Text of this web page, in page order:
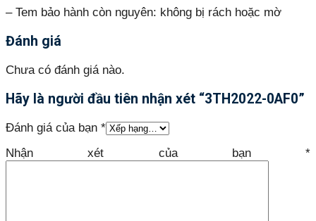
– Tem bảo hành còn nguyên: không bị rách hoặc mờ
Đánh giá
Chưa có đánh giá nào.
Hãy là người đầu tiên nhận xét “3TH2022-0AF0”
Đánh giá của bạn *
Nhận xét của bạn *